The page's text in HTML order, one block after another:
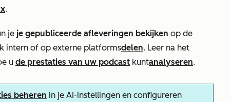
.
je je gepubliceerde afleveringen bekijken op de
intern of op externe platformsdelen. Leer na het
u de prestaties van uw podcast kuntanalyseren.
beheren in je AI-instellingen en configureren